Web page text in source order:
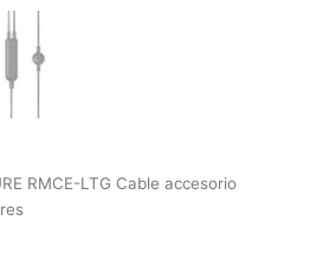
RMCE-LTG Cable accesorio